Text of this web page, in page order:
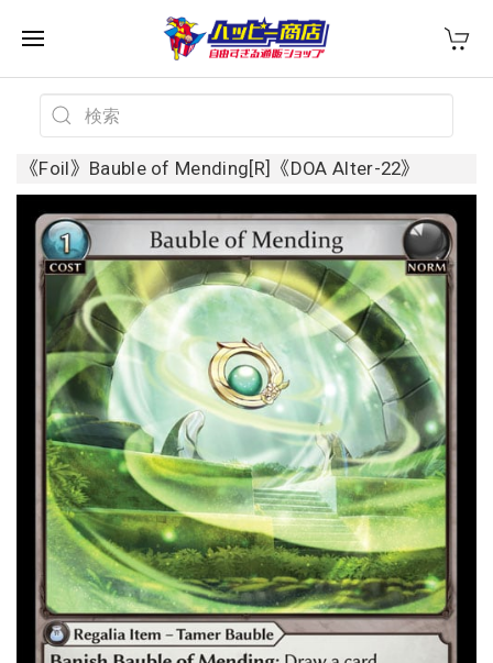
《Foil》Bauble of Mending[R]《DOA Alter-22》